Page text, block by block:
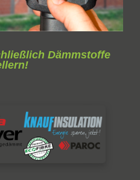
Dämmstoffe